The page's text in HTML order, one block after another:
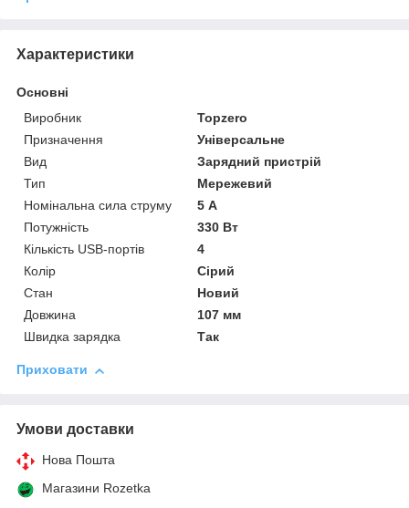
Характеристики
Основні
Виробник
Topzero
Призначення
Універсальне
Вид
Зарядний пристрій
Тип
Мережевий
Номінальна сила струму
5 А
Потужність
330 Вт
Кількість USB-портів
4
Колір
Сірий
Стан
Новий
Довжина
107 мм
Швидка зарядка
Так
Приховати
Умови доставки
Нова Пошта
Магазини Rozetka